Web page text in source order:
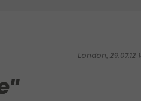
London, 29.07.12